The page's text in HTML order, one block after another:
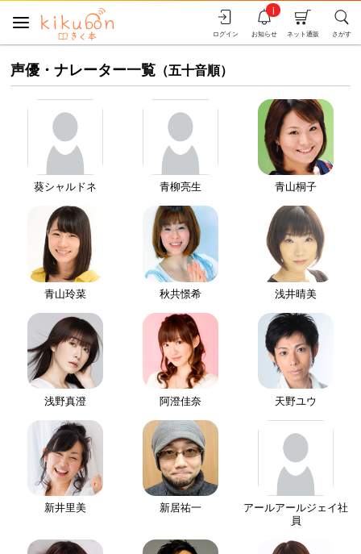
さがす
ネット通販
お知らせ
i
ログイン
声優・ナレーター一覧 （五十音順）
葵シャルドネ 青柳亮生 青山桐子
青山玲菜 秋共憬希 浅井晴美
浅野真澄 阿澄佳奈 天野ユウ
新井里美 新居祐一
アールアールジェイ社
員